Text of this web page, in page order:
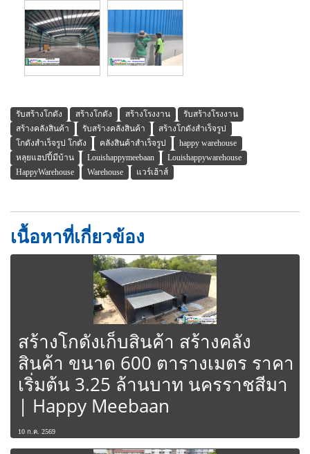
รับสร้างโกดัง สร้างโกดัง สร้างโรงงาน
รับสร้างโรงงาน
สร้างคลังสินค้า
รับสร้างคลังสินค้า
สร้างโกดังสำเร็จรูป
โกดังสำเร็จรูป โกดัง
คลังสินค้าสำเร็จรูป
happy warehouse
หลุยแฮปปี้มีบ้าน
Louishappymeebaan
Louishappywarehouse
HappyWarehouse
Warehouse แวร์เฮ้าส์
เนื้อหาที่เกี่ยวข้อง
สร้างโกดังเก็บสินค้า สร้างคลัง
สินค้า ขนาด 600 ตารางเมตร ราคา
เริ่มต้น 3.25 ล้านบาท นครราชสีมา
| Happy Meebaan
10 ก.ค. 2569